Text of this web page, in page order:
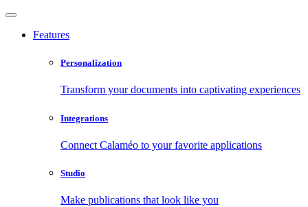
Features
Personalization
Transform your documents into captivating experiences
Integrations
Connect Calaméo to your favorite applications
Studio
Make publications that look like you